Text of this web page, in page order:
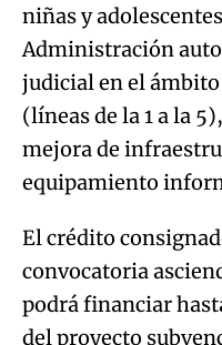
niñas y
Administración
judicial en el
(líneas de la 1 a la
mejora de
equipamiento
El crédito
convocatoria
podrá financiar
del proyecto